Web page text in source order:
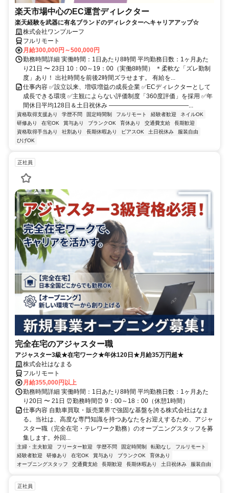
楽天市場中心のEC運営ディレクター
楽天経験を武器に有名ブランドのディレクターへキャリアアップ☆
株式会社ワンプルーフ
フルリモート
月給300,000円～500,000円
勤務時間詳細 実働時間：1日あたり8時間 平均勤務日数：1ヶ月あた
り21日 〜 23日 10：00～19：00（実働8時間） ＊柔軟な「ズレ勤制
度」あり！ 出社時間を前後2時間ズラせます。 有給を...
仕事内容 ✅設立以来、増収増益の成長企業 ✅ECディレクターとして
成長できる環境 ✅主観によらない評価制度「360度評価」を採用 ✅年
間休日平均128日＆土日祝休み ―――――――――――――...
資格取得支援あり 学歴不問 固定時間制 フルリモート 経験者歓迎
ネイルOK
研修あり
在宅OK 賞与あり ブランクOK 育休あり 交通費支給
長期歓迎
資格取得手当あり
社割あり 長期休暇あり ピアスOK 土日祝休み
服装自由
ひげOK
正社員
完全在宅のアジャスター職
アジャスター3級★在宅ワーク★年休120日★月給35万円超★
株式会社はなまる
フルリモート
月給355,000円以上
勤務時間詳細 実働時間：1日あたり8時間 平均勤務日数：1ヶ月あた
り20日 〜 21日 ⏰勤務時間⏰ 9：00～18：00（休憩1時間）
仕事内容 自動車買取・販売業界で強固な基盤を誇る株式会社はなま
る。当社は、高度な専門知識を持つあなたをお迎えするため、アジャ
スター職（完全在宅・テレワーク勤務）のオープニングスタッフを募
集します。外回...
主婦・主夫歓迎 フリーター歓迎 学歴不問 固定時間制 転勤なし
フルリモート
経験者歓迎
研修あり 在宅OK 賞与あり ブランクOK
育休あり
オープニングスタッフ
交通費支給 長期歓迎 長期休暇あり 土日祝休み 服装自由
正社員